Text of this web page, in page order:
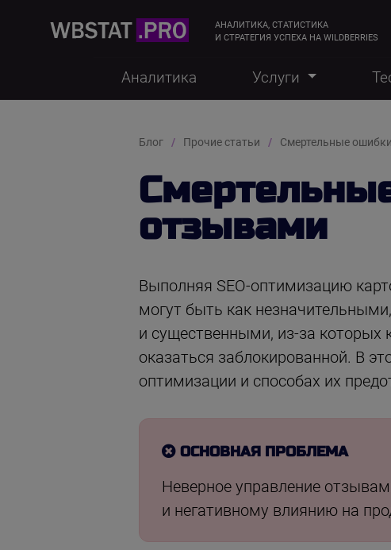
АНАЛИТИКА, СТАТИСТИКА
И СТРАТЕГИЯ УСПЕХА НА WILDBERRIES
Аналитика Услуги
Блог Прочие статьи Смертельные
отзывами
Выполняя SEO-оптимизацию
могут быть как
и существенными, из-за которых
оказаться заблокированной. В
оптимизации и способах их
ОСНОВНАЯ ПРОБЛЕМА
Неверное управление
и негативному влиянию на